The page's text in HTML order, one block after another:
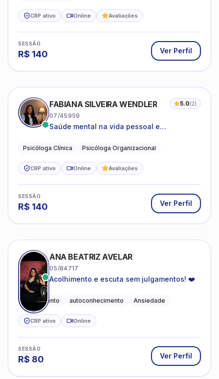
CRP ativo Online Avaliações
SESSÃO
R$ 140 Ver Perfil
FABIANA SILVEIRA WENDLER 5.0(2)
07/45959
Saúde mental na vida pessoal e
Psicóloga Clínica Psicóloga Organizacional
CRP ativo Online Avaliações
SESSÃO
R$ 140 Ver Perfil
ANA BEATRIZ AVELAR
05/84717
Acolhimento e escuta sem julgamentos! ❤️
Acolhimento autoconhecimento Ansiedade
CRP ativo Online
SESSÃO
R$ 80 Ver Perfil